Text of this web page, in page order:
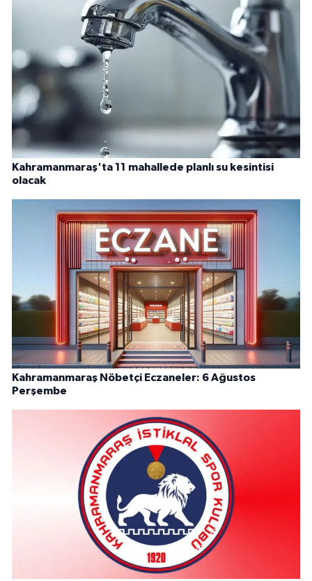
Kahramanmaraş'ta 11 mahallede planlı su kesintisi
olacak
Kahramanmaraş Nöbetçi Eczaneler: 6 Ağustos
Perşembe